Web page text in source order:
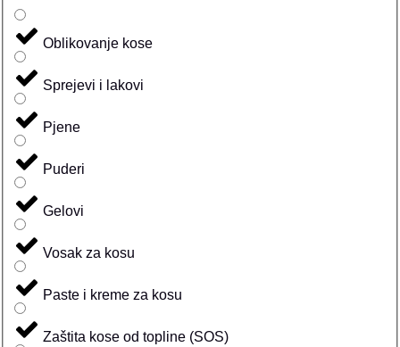
Oblikovanje kose
Sprejevi i lakovi
Pjene
Puderi
Gelovi
Vosak za kosu
Paste i kreme za kosu
Zaštita kose od topline (SOS)